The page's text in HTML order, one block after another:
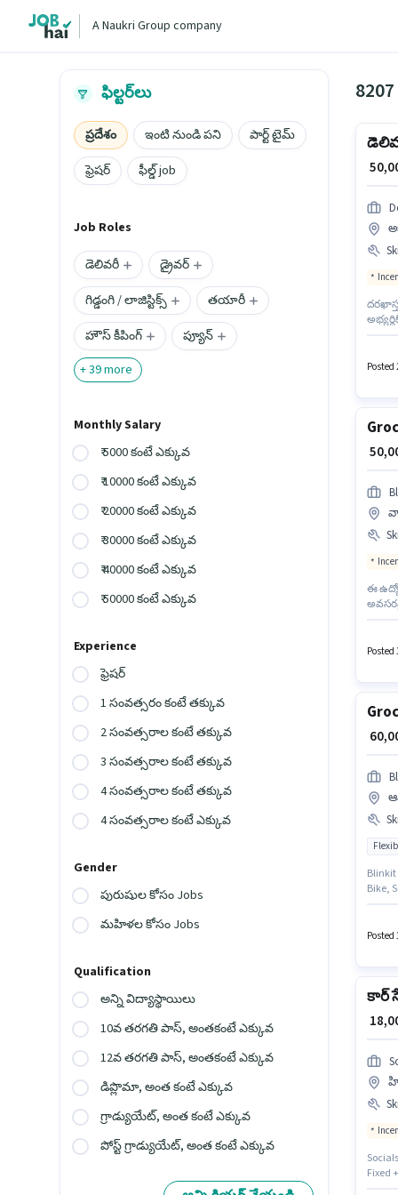
A Naukri Group company
ఫిల్టర్‌లు
ప్రదేశం ఇంటి నుండి పని
పార్ట్ టైమ్
ఫ్రెషర్
ఫీల్డ్ job
Job Roles
డెలివరీ
డ్రైవర్
గిడ్డంగి / లాజిస్టిక్స్
తయారీ
హౌస్ కీపింగ్
ప్యూన్
+39more
Monthly Salary
₹ 5000 కంటే ఎక్కువ
₹ 10000 కంటే ఎక్కువ
₹ 20000 కంటే ఎక్కువ
₹ 30000 కంటే ఎక్కువ
₹ 40000 కంటే ఎక్కువ
₹ 50000 కంటే ఎక్కువ
Experience
ఫ్రెషర్
1 సంవత్సరం కంటే తక్కువ
2 సంవత్సరాల కంటే తక్కువ
3 సంవత్సరాల కంటే తక్కువ
4 సంవత్సరాల కంటే తక్కువ
4 సంవత్సరాల కంటే ఎక్కువ
Gender
పురుషుల కోసం Jobs
మహిళల కోసం Jobs
Qualification
అన్ని విద్యాస్థాయిలు
10వ తరగతి పాస్, అంతకంటే ఎక్కువ
12వ తరగతి పాస్, అంతకంటే ఎక్కువ
డిప్లొమా, అంత కంటే ఎక్కువ
గ్రాడ్యుయేట్, అంత కంటే ఎక్కువ
పోస్ట్ గ్రాడ్యుయేట్, అంత కంటే ఎక్కువ
₹
Posted
₹
ఈ
Posted
₹
Bike,
Posted
కార్
₹